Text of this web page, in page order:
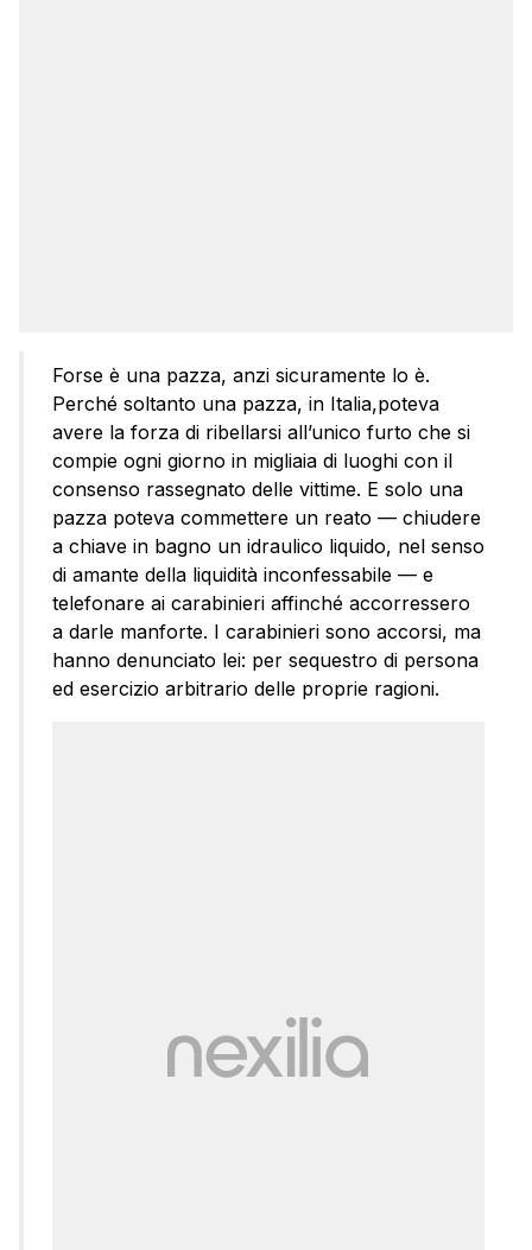
Forse è una pazza, anzi sicuramente lo è.
Perché soltanto una pazza, in Italia,poteva
avere la forza di ribellarsi all’unico furto che si
compie ogni giorno in migliaia di luoghi con il
consenso rassegnato delle vittime. E solo una
pazza poteva commettere un reato — chiudere
a chiave in bagno un idraulico liquido, nel senso
di amante della liquidità inconfessabile — e
telefonare ai carabinieri affinché accorressero
a darle manforte. I carabinieri sono accorsi, ma
hanno denunciato lei: per sequestro di persona
ed esercizio arbitrario delle proprie ragioni.